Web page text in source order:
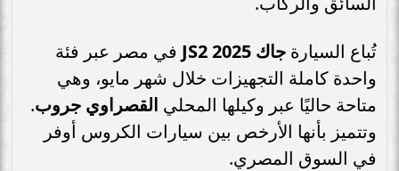
تُباع السيارة جاك JS2 2025
في مصر عبر فئة
واحدة كاملة التجهيزات خلال شهر مايو، وهي
متاحة حاليًا عبر وكيلها المحلي القصراوي جروب.
وتتميز بأنها الأرخص بين سيارات الكروس أوفر
في السوق المصري.